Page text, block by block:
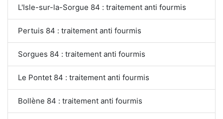
L'Isle-sur-la-Sorgue 84 : traitement anti fourmis
Pertuis 84 : traitement anti fourmis
Sorgues 84 : traitement anti fourmis
Le Pontet 84 : traitement anti fourmis
Bollène 84 : traitement anti fourmis